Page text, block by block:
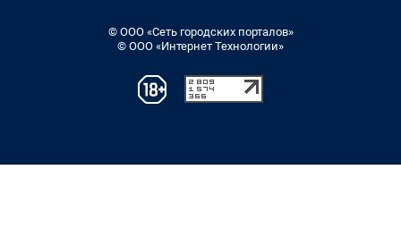
© ООО «Сеть городских порталов»
© ООО «Интернет Технологии»